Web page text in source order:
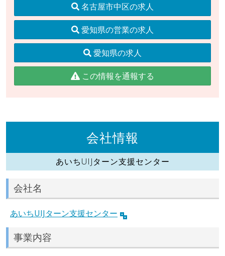
名古屋市中区の求人
愛知県の営業の求人
愛知県の求人
この情報を通報する
会社情報
あいちUIJターン支援センター
会社名
あいちUIJターン支援センター
事業内容